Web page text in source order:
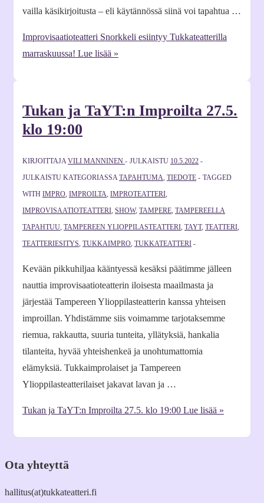
vailla käsikirjoitusta – eli käytännössä siinä voi tapahtua …
Improvisaatioteatteri Snorkkeli esiintyy Tukkateatterilla
marraskuussa! Lue lisää »
Tukan ja TaYT:n Improilta 27.5.
klo 19:00
KIRJOITTAJAVILI MANNINEN JULKAISTU 10.5.2022
JULKAISTU KATEGORIASSATAPAHTUMA, TIEDOTE
TAGGED
WITH IMPRO, IMPROILTA, IMPROTEATTERI,
IMPROVISAATIOTEATTERI, SHOW, TAMPERE, TAMPEREELLA
TAPAHTUU, TAMPEREEN YLIOPPILASTEATTERI, TAYT, TEATTERI,
TEATTERIESITYS, TUKKAIMPRO, TUKKATEATTERI
Kevään pikkuhiljaa kääntyessä kesäksi päätimme jälleen
nauttia improvisaatioteatterin iloisesta maailmasta ja
järjestää Tampereen Ylioppilasteatterin kanssa yhteisen
improillan. Yhdistämme siis voimamme tarjotaksemme
riemua, rakkautta, suuria tunteita, yllätyksiä, hankalia
tilanteita, hyvää yhteishenkeä ja unohtumattomia
elämyksiä. Tukkaimprolaiset ja Tampereen
Ylioppilasteatterilaiset jakavat lavan ja …
Tukan ja TaYT:n Improilta 27.5. klo 19:00 Lue lisää »
Ota yhteyttä
hallitus(at)tukkateatteri.fi